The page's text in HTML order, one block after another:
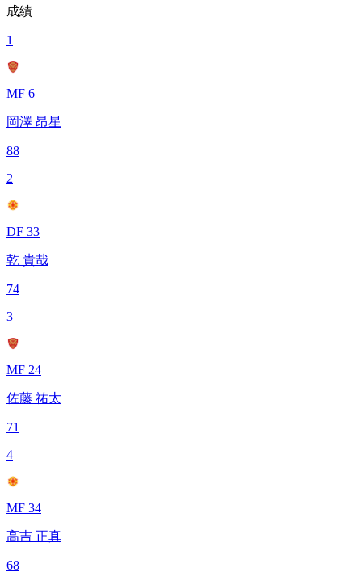
成績
1
MF 6
岡澤 昂星
88
2
DF 33
乾 貴哉
74
3
MF 24
佐藤 祐太
71
4
MF 34
高吉 正真
68